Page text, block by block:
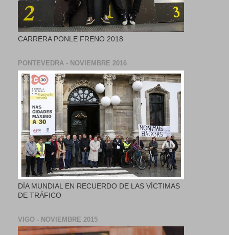
CARRERA PONLE FRENO 2018
PONTEVEDRA - NOVIEMBRE 2016
DÍA MUNDIAL EN RECUERDO DE LAS VÍCTIMAS
DE TRÁFICO
VIGO - NOVIEMBRE 2015